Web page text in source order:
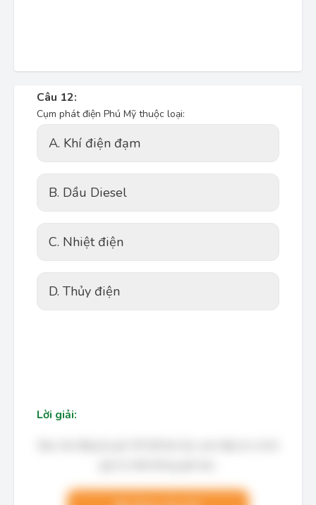
Câu 12:
Cụm phát điện Phú Mỹ thuộc loại:
A. Khí điện đạm
B. Dầu Diesel
C. Nhiệt điện
D. Thủy điện
Lời giải: